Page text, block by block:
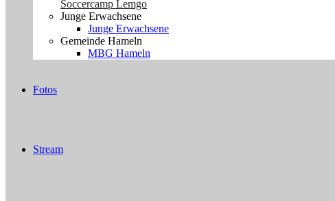
Soccercamp Lemgo
Junge Erwachsene
Junge Erwachsene
Gemeinde Hameln
MBG Hameln
Fotos
Stream